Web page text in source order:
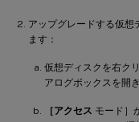
アップグレードする仮想
ます：
仮想ディスクを右ク
アログボックスを開き
［アクセス モード］